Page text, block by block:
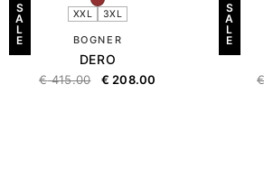
S
A
L
E
XXL 3XL
BOGNER
DERO
€415.00 € 208.00
S
A
L
E